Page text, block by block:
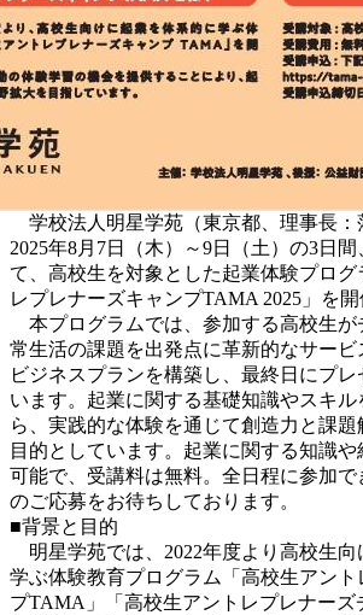
学校法人明星学苑（東京都、理事長：
2025年8月7日（木）～9日（土）の3日
て、高校生を対象とした起業体験プログ
レプレナーズキャンプTAMA 2025」を開
本プログラムでは、参加する高校生が
常生活の課題を出発点に革新的なサー
ビジネスプランを構築し、最終日にプ
います。起業に関する基礎知識やスキ
ら、実践的な体験を通じて創造力と課
目的としています。起業に関する知識
可能で、受講料は無料。全日程に参加で
のご応募をお待ちしております。
■背景と目的
明星学苑では、2022年度より高校生向
学ぶ体験教育プログラム「高校生アン
プTAMA」「高校生アントレプレナーズ